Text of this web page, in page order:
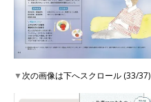
▼次の画像は下へスクロール (33/37)